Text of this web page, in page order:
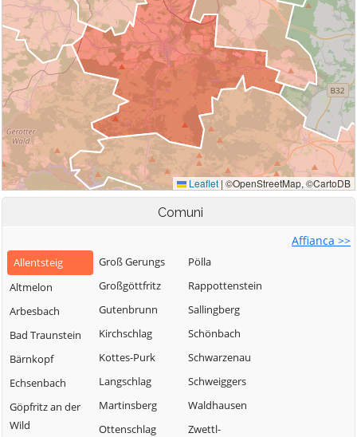
Comuni
Affianca >>
Allentsteig
Altmelon
Arbesbach
Bad Traunstein
Bärnkopf
Echsenbach
Göpfritz an der
Wild
Groß Gerungs
Großgöttfritz
Gutenbrunn
Kirchschlag
Kottes-Purk
Langschlag
Martinsberg
Ottenschlag
Pölla
Rappottenstein
Sallingberg
Schönbach
Schwarzenau
Schweiggers
Waldhausen
Zwettl-